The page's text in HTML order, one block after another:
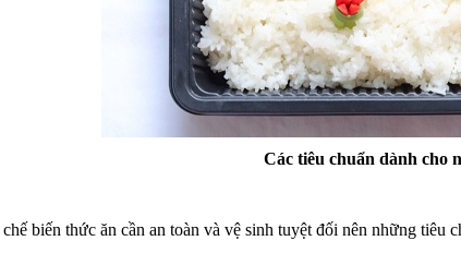
Các tiêu chuẩn dành cho
biến thức ăn cần an toàn và vệ sinh tuyệt đối nên những tiêu